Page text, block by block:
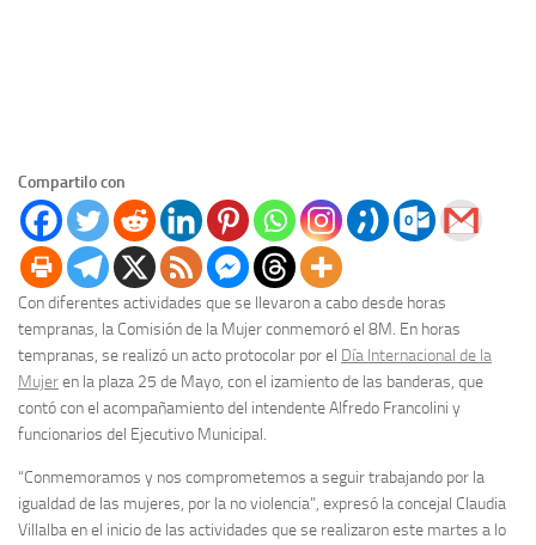
Compartilo con
Con diferentes actividades que se llevaron a cabo desde horas
tempranas, la Comisión de la Mujer conmemoró el 8M. En horas
tempranas, se realizó un acto protocolar por el Día Internacional de la
Mujeren la plaza 25 de Mayo, con el izamiento de las banderas, que
contó con el acompañamiento del intendente Alfredo Francolini y
funcionarios del Ejecutivo Municipal.
“Conmemoramos y nos comprometemos a seguir trabajando por la
igualdad de las mujeres, por la no violencia”, expresó la concejal Claudia
Villalba en el inicio de las actividades que se realizaron este martes a lo